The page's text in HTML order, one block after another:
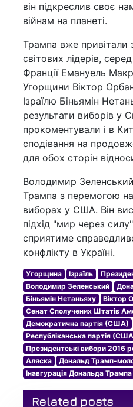
він підкреслив своє
війнам на планеті.
Трампа вже привітали
світових лідерів,
Франції Емануель
Угорщини Віктор
Ізраїлю Біньямін
результати виборів у
прокоментували і в
сподівання на
для обох сторін
Володимир
Трампа з перемогою
виборах у США. Він
підхід "мир через
сприятиме
конфлікту в Україні.
Угорщина Ізраїль
Володимир Зеленський
Біньямін Нетаньяху
Віктор
Сенат Сполучених Штатів
Демократична партія (США)
Республіканська партія
Президентські вибори 2016
Аляска
Дональд Трамп-
Інавгурація Дональда Трампа
Related posts